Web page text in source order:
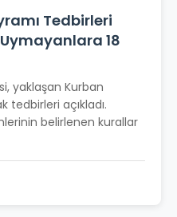
Tedbirleri
18
yaklaşan Kurban
tedbirleri açıkladı.
belirlenen kurallar